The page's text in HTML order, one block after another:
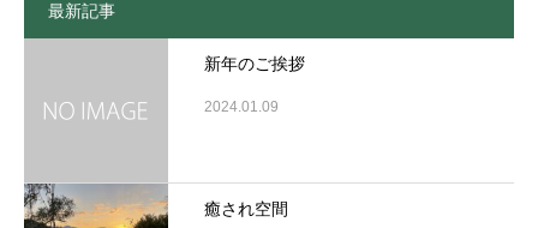
最新記事
新年のご挨拶
2024.01.09
癒され空間